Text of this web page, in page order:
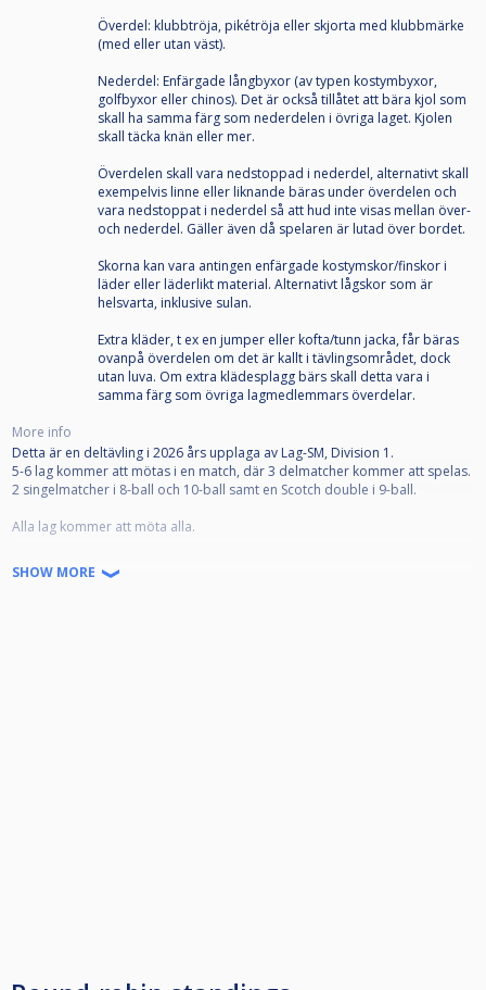
Överdel: klubbtröja, pikétröja eller skjorta med klubbmärke
(med eller utan väst).
Nederdel: Enfärgade långbyxor (av typen kostymbyxor,
golfbyxor eller chinos). Det är också tillåtet att bära kjol som
skall ha samma färg som nederdelen i övriga laget. Kjolen
skall täcka knän eller mer.
Överdelen skall vara nedstoppad i nederdel, alternativt skall
exempelvis linne eller liknande bäras under överdelen och
vara nedstoppat i nederdel så att hud inte visas mellan över-
och nederdel. Gäller även då spelaren är lutad över bordet.
Skorna kan vara antingen enfärgade kostymskor/finskor i
läder eller läderlikt material. Alternativt lågskor som är
helsvarta, inklusive sulan.
Extra kläder, t ex en jumper eller kofta/tunn jacka, får bäras
ovanpå överdelen om det är kallt i tävlingsområdet, dock
utan luva. Om extra klädesplagg bärs skall detta vara i
samma färg som övriga lagmedlemmars överdelar.
More info
Detta är en deltävling i 2026 års upplaga av Lag-SM, Division 1.
5-6 lag kommer att mötas i en match, där 3 delmatcher kommer att spelas.
2 singelmatcher i 8-ball och 10-ball samt en Scotch double i 9-ball.
Alla lag kommer att möta alla.
Lag som hamnar 1a, 2a eller 3a i varje av de 8 grupperna, kommer
avancera till omgång 2, som spelas i maj.
SHOW MORE